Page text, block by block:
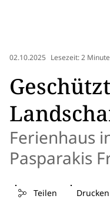
02.10.2025 Lesezeit: 2
Ferienhaus
Pasparakis
Teilen Drucken